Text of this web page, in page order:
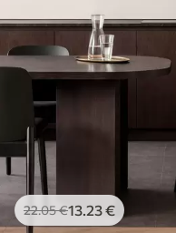
22.05€13.23€